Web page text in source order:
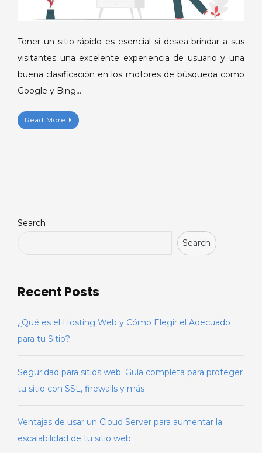
Tener un sitio rápido es esencial si desea brindar a sus
visitantes una excelente experiencia de usuario y una
buena clasificación en los motores de búsqueda como
Google y Bing,…
Read More
Search
Search
Recent Posts
¿Qué es el Hosting Web y Cómo Elegir el Adecuado
para tu Sitio?
Seguridad para sitios web: Guía completa para proteger
tu sitio con SSL, firewalls y más
Ventajas de usar un Cloud Server para aumentar la
escalabilidad de tu sitio web